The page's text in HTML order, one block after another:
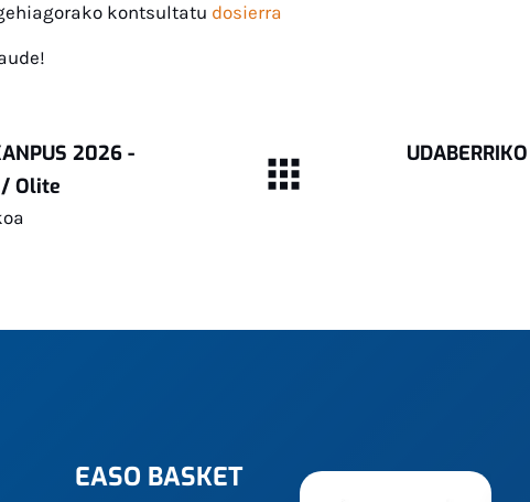
kontsultatu dosierra
2026 -
Olite
EASO BASKET